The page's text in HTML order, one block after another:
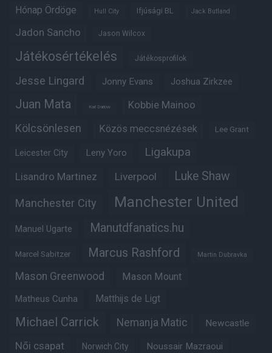
Hónap Ördöge Hull City Ifjúsági BL Jack Butland
Jadon Sancho Jason Wilcox
Játékosértékelés Játékosprofilok
Jesse Lingard Jonny Evans Joshua Zirkzee
Juan Mata Karl Darlow Kobbie Mainoo
Kölcsönlesen Közös meccsnézések Lee Grant
Leicester City Leny Yoro Ligakupa
Lisandro Martinez Liverpool Luke Shaw
Manchester City Manchester United
Manuel Ugarte Manutdfanatics.hu
Marcel Sabitzer Marcus Rashford Martin Dubravka
Mason Greenwood Mason Mount
Matheus Cunha Matthijs de Ligt
Michael Carrick Nemanja Matic Newcastle
Női csapat Norwich City Noussair Mazraoui